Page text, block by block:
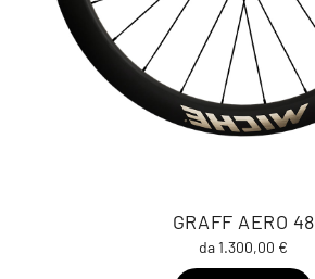
GRAFF AERO 48
da 1.300,00 €